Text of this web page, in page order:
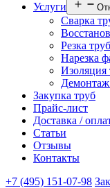
Услуги
Сварка
Резка труб
Нарезка
Изоляция
Демонтаж
Закупка труб
Прайс-лист
Доставка /
Статьи
Отзывы
Контакты
+7 (495) 151-07-98